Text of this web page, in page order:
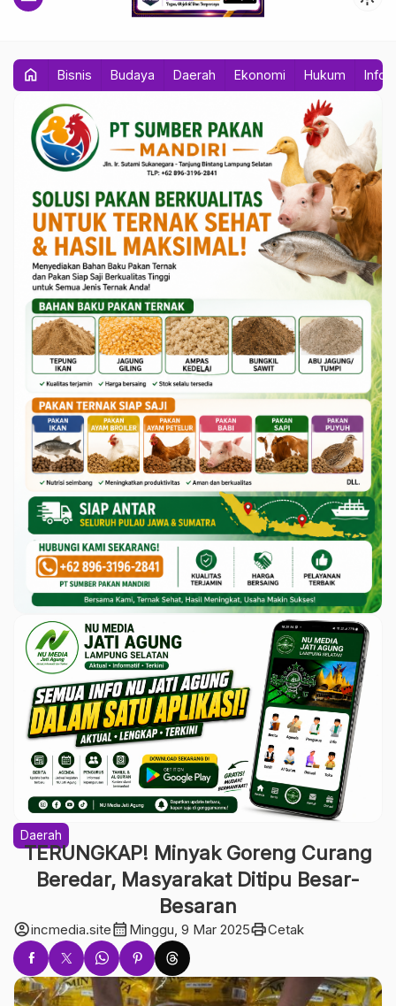
home Bisnis Budaya Daerah Ekonomi Hukum Info
Daerah
TERUNGKAP! Minyak Goreng Curang
Beredar, Masyarakat Ditipu Besar-
Besaran
account_circleincmedia.sitecalendar_month Minggu, 9 Mar 2025printCetak